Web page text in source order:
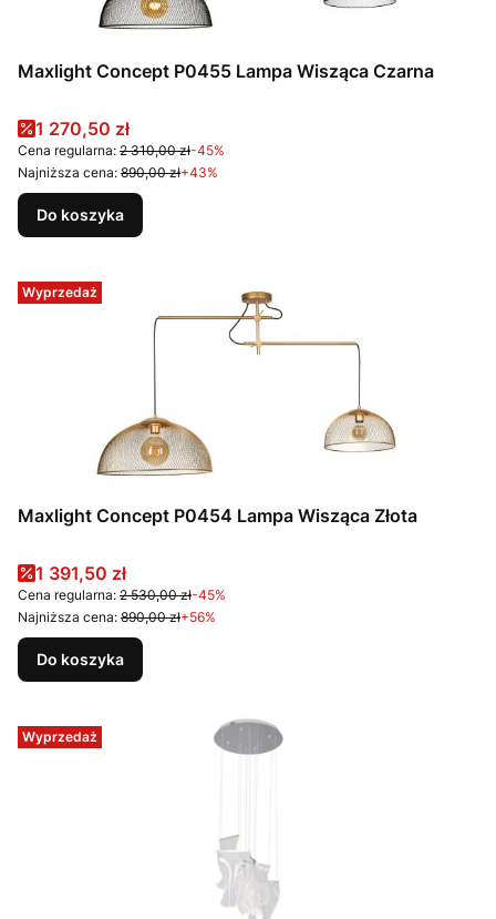
Maxlight Concept P0455 Lampa Wisząca Czarna
Cena promocyjna
1 270,50 zł
Cena regularna: 2 310,00 zł-45%
Najniższa cena: 890,00 zł+43%
Do koszyka
Wyprzedaż
Maxlight Concept P0454 Lampa Wisząca Złota
Cena promocyjna
1 391,50 zł
Cena regularna: 2 530,00 zł-45%
Najniższa cena: 890,00 zł+56%
Do koszyka
Wyprzedaż